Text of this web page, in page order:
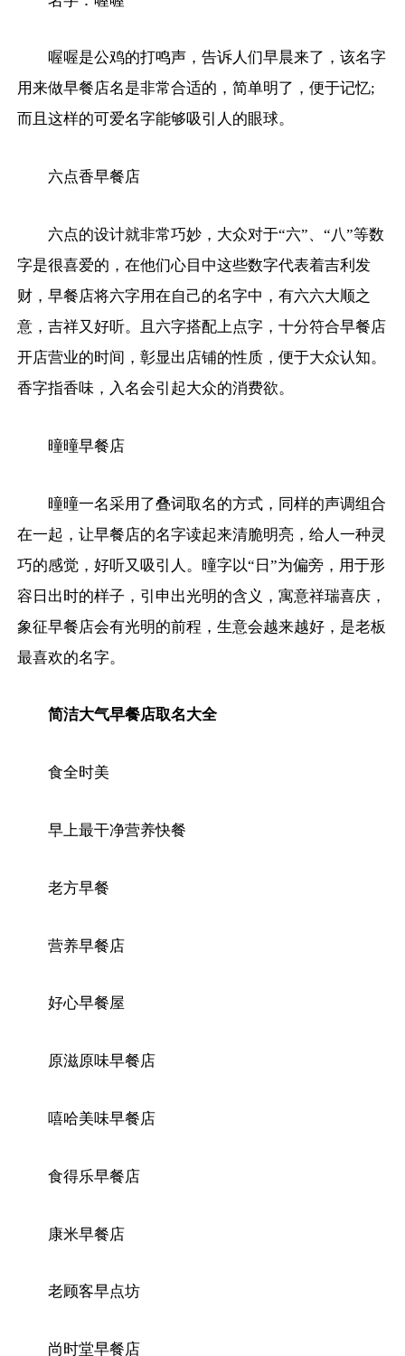
喔喔是公鸡的打鸣声，告诉人们早晨来了，该名字
用来做早餐店名是非常合适的，简单明了，便于记忆;
而且这样的可爱名字能够吸引人的眼球。
六点香早餐店
六点的设计就非常巧妙，大众对于“六”、“八”等数
字是很喜爱的，在他们心目中这些数字代表着吉利发
财，早餐店将六字用在自己的名字中，有六六大顺之
意，吉祥又好听。且六字搭配上点字，十分符合早餐店
开店营业的时间，彰显出店铺的性质，便于大众认知。
香字指香味，入名会引起大众的消费欲。
曈曈早餐店
曈曈一名采用了叠词取名的方式，同样的声调组合
在一起，让早餐店的名字读起来清脆明亮，给人一种灵
巧的感觉，好听又吸引人。曈字以“日”为偏旁，用于形
容日出时的样子，引申出光明的含义，寓意祥瑞喜庆，
象征早餐店会有光明的前程，生意会越来越好，是老板
最喜欢的名字。
简洁大气早餐店取名大全
食全时美
早上最干净营养快餐
老方早餐
营养早餐店
好心早餐屋
原滋原味早餐店
嘻哈美味早餐店
食得乐早餐店
康米早餐店
老顾客早点坊
尚时堂早餐店